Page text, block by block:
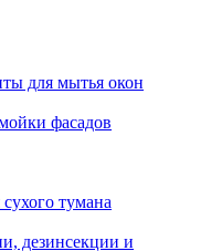
для мытья окон
фасадов
тумана
дезинсекции и